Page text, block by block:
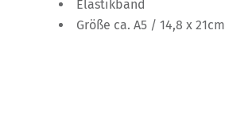
Elastikband
Größe ca. A5 / 14,8 x 21cm